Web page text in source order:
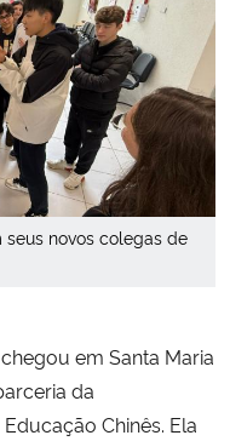
novos colegas de
em Santa Maria
da
Chinês. Ela